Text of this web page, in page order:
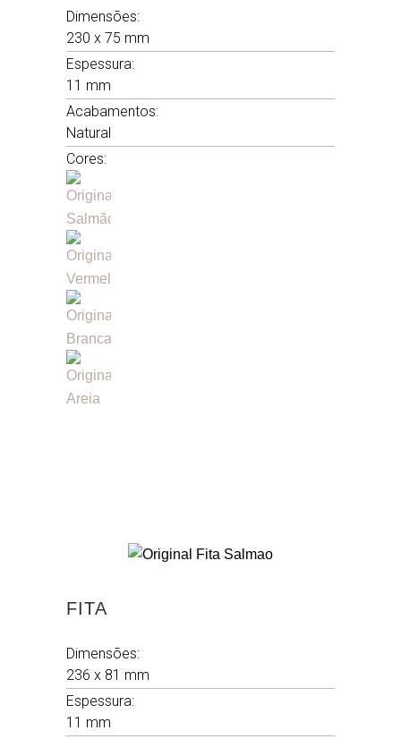
Dimensões:
230 x 75 mm
Espessura:
11 mm
Acabamentos:
Natural
Cores:
FITA
Dimensões:
236 x 81 mm
Espessura:
11 mm